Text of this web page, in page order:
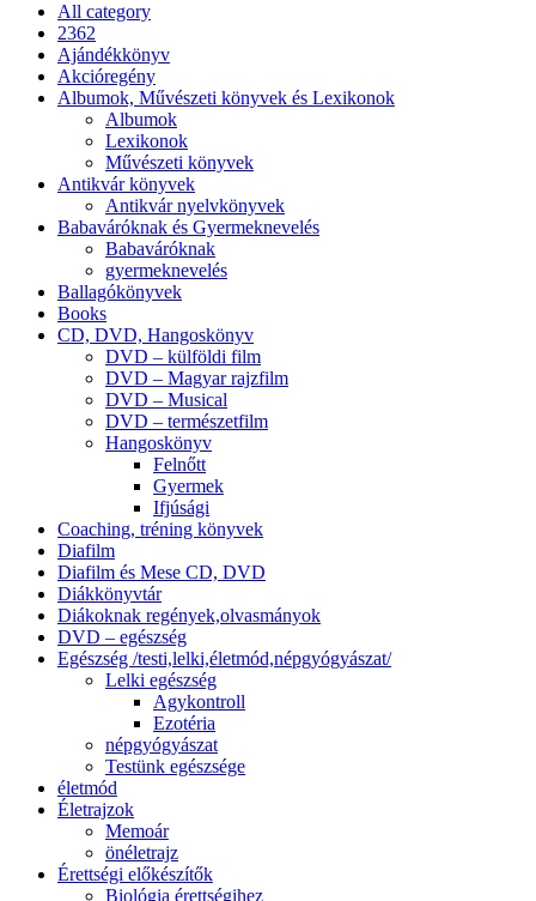
All category
2362
Ajándékkönyv
Akcióregény
Albumok, Művészeti könyvek és Lexikonok
Albumok
Lexikonok
Művészeti könyvek
Antikvár könyvek
Antikvár nyelvkönyvek
Babaváróknak és Gyermeknevelés
Babaváróknak
gyermeknevelés
Ballagókönyvek
Books
CD, DVD, Hangoskönyv
DVD – külföldi film
DVD – Magyar rajzfilm
DVD – Musical
DVD – természetfilm
Hangoskönyv
Felnőtt
Gyermek
Ifjúsági
Coaching, tréning könyvek
Diafilm
Diafilm és Mese CD, DVD
Diákkönyvtár
Diákoknak regények,olvasmányok
DVD – egészség
Egészség /testi,lelki,életmód,népgyógyászat/
Lelki egészség
Agykontroll
Ezotéria
népgyógyászat
Testünk egészsége
életmód
Életrajzok
Memoár
önéletrajz
Érettségi előkészítők
Biológia érettségihez